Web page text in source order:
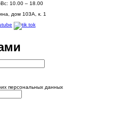
10.00 – 18.00
дом 103А, к. 1
персональных данных